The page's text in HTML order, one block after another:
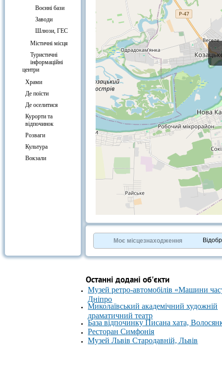
Воєнні бази
Заводи
Шлюзи, ГЕС
Містичні місця
Туристичні
інформаційні
центри
Храми
Де поїсти
Де оселитися
Курорти та
відпочинок
Розваги
Культура
Вокзали
OpenStreetMapcontributors.
»
Моє місцезнаходження
Останні додані об'єкти
Музей ретро-автомобілів «Машини
Дніпро
Миколаївський академічний художній
драматичний театр
База відпочинку Писана хата,
Ресторан Симфонія
Музей Львів Стародавній, Львів